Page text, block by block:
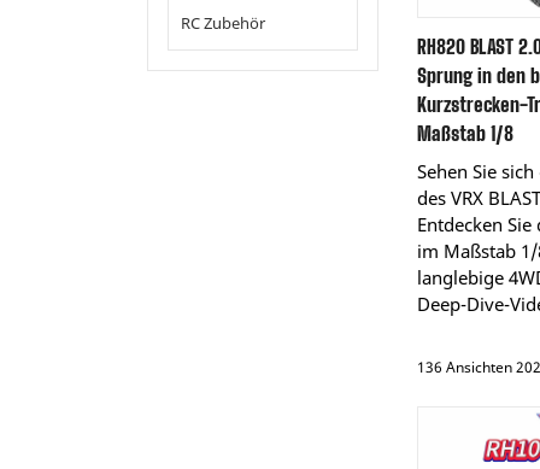
RC Zubehör
RH820 BLAST
Sprung in den
Kurzstrecken-
Maßstab 1/8
Sehen Sie
des VRX
Entdecken
im Maßstab 1/
langlebige
Deep-Dive-
136 Ansichten